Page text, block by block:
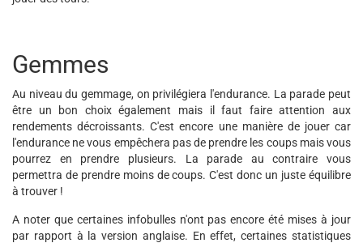
Gemmes
Au niveau du gemmage, on privilégiera l'endurance. La parade peut
être un bon choix également mais il faut faire attention aux
rendements décroissants. C'est encore une manière de jouer car
l'endurance ne vous empêchera pas de prendre les coups mais vous
pourrez en prendre plusieurs. La parade au contraire vous
permettra de prendre moins de coups. C'est donc un juste équilibre
à trouver !
A noter que certaines infobulles n'ont pas encore été mises à jour
par rapport à la version anglaise. En effet, certaines statistiques